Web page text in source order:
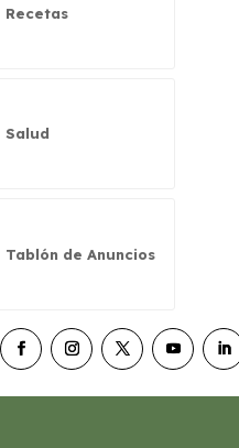
Recetas
Salud
Tablón de Anuncios